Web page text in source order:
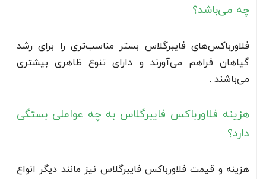
چه می‌باشد؟
فلاورباکس‌های فایبرگلاس بستر مناسب‌تری را برای رشد
گیاهان فراهم می‌آورند و دارای تنوع ظاهری بیشتری
می‌باشند .
هزینه فلاورباکس فایبرگلاس به چه عواملی بستگی
دارد؟
هزینه و قیمت فلاورباکس فایبرگلاس نیز مانند دیگر انواع